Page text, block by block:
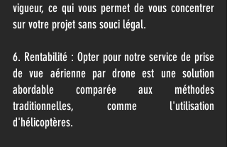
vigueur, ce qui vous permet de vous concentrer
sur votre projet sans souci légal.
6. Rentabilité : Opter pour notre service de prise
de vue aérienne par drone est une solution
abordable comparée aux méthodes
traditionnelles, comme l'utilisation
d'hélicoptères.